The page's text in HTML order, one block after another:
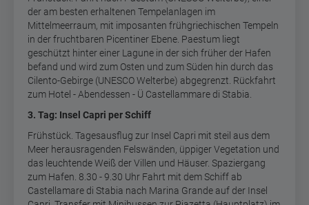
der am besten erhaltenen Tempelanlagen im
Mittelmeerraum, mit imposanten frühgriechischen Tempeln
in der fruchtbaren Picentiner Ebene. Paestum liegt
geschützt hinter einer Lagune in der sich früher der Hafen
befand und wird zum Osten und zum Süden hin durch das
Cilento-Gebirge (UNESCO Welterbe) abgegrenzt. Rückfahrt
zum Hotel - Abendessen - Ü Castellammare di Stabia.
3. Tag: Insel Capri per Schiff
Frühstück. Tagesausflug zur Insel Capri mit steil aus dem
Meer herausragenden Felswänden, üppiger Vegetation und
das leuchtende Weiß der Villen und Häuser. Spaziergang
zum Hafen. 8.30 - 9.30 Uhr Fahrt mit dem Schiff ab
Castellamare di Stabia nach Marina Grande auf der Insel